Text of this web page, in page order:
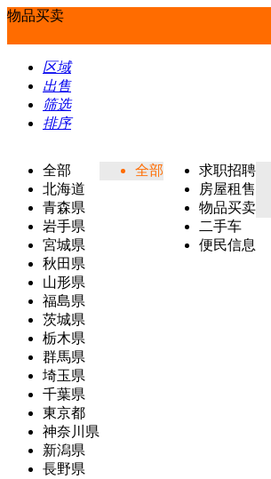
物品买卖
区域
出售
筛选
排序
全部
北海道
青森県
岩手県
宮城県
秋田県
山形県
福島県
茨城県
栃木県
群馬県
埼玉県
千葉県
東京都
神奈川県
新潟県
長野県
全部
求职招聘
房屋租售
物品买卖
二手车
便民信息